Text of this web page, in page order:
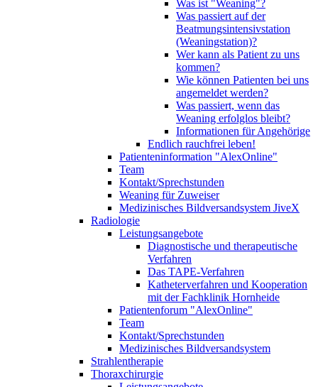
Was ist "Weaning"?
Was passiert auf der
Beatmungsintensivstation
(Weaningstation)?
Wer kann als Patient zu uns
kommen?
Wie können Patienten bei uns
angemeldet werden?
Was passiert, wenn das
Weaning erfolglos bleibt?
Informationen für Angehörige
Endlich rauchfrei leben!
Patienteninformation "AlexOnline"
Team
Kontakt/Sprechstunden
Weaning für Zuweiser
Medizinisches Bildversandsystem JiveX
Radiologie
Leistungsangebote
Diagnostische und therapeutische
Verfahren
Das TAPE-Verfahren
Katheterverfahren und Kooperation
mit der Fachklinik Hornheide
Patientenforum "AlexOnline"
Team
Kontakt/Sprechstunden
Medizinisches Bildversandsystem
Strahlentherapie
Thoraxchirurgie